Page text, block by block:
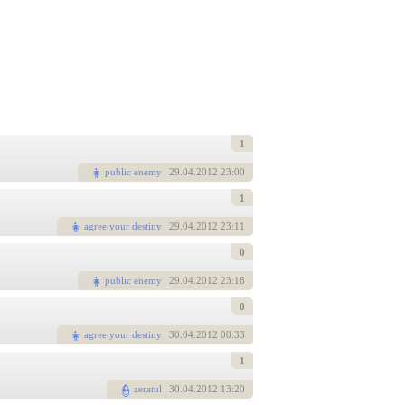
public enemy 29 .04.2012 23:00
1
agree your destiny 29 .04.2012 23:11
1
public enemy 29 .04.2012 23:18
0
agree your destiny 30 .04.2012 00:33
0
zeratul 30 .04.2012 13:20
1